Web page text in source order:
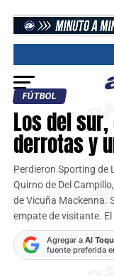
FÚTBOL
Los del
derrotas y
Perdieron Sporting de
Quirno de Del
de Vicuña Mackenna.
empate de visitante.
Agregar a Al
fuente preferida